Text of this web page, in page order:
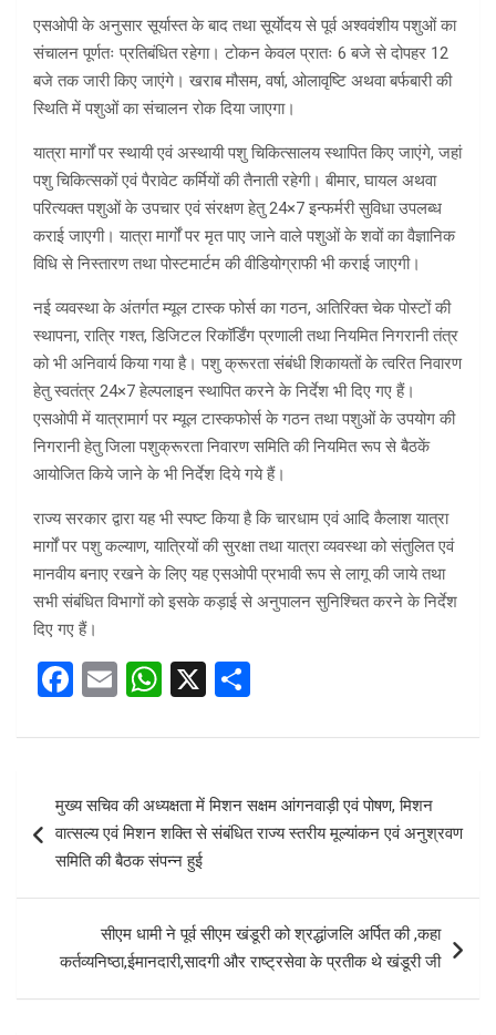
एसओपी के अनुसार सूर्यास्त के बाद तथा सूर्याेदय से पूर्व अश्ववंशीय पशुओं का
संचालन पूर्णतः प्रतिबंधित रहेगा। टोकन केवल प्रातः 6 बजे से दोपहर 12
बजे तक जारी किए जाएंगे। खराब मौसम, वर्षा, ओलावृष्टि अथवा बर्फबारी की
स्थिति में पशुओं का संचालन रोक दिया जाएगा।
यात्रा मार्गों पर स्थायी एवं अस्थायी पशु चिकित्सालय स्थापित किए जाएंगे, जहां
पशु चिकित्सकों एवं पैरावेट कर्मियों की तैनाती रहेगी। बीमार, घायल अथवा
परित्यक्त पशुओं के उपचार एवं संरक्षण हेतु 24×7 इन्फर्मरी सुविधा उपलब्ध
कराई जाएगी। यात्रा मार्गों पर मृत पाए जाने वाले पशुओं के शवों का वैज्ञानिक
विधि से निस्तारण तथा पोस्टमार्टम की वीडियोग्राफी भी कराई जाएगी।
नई व्यवस्था के अंतर्गत म्यूल टास्क फोर्स का गठन, अतिरिक्त चेक पोस्टों की
स्थापना, रात्रि गश्त, डिजिटल रिकॉर्डिंग प्रणाली तथा नियमित निगरानी तंत्र
को भी अनिवार्य किया गया है। पशु क्रूरता संबंधी शिकायतों के त्वरित निवारण
हेतु स्वतंत्र 24×7 हेल्पलाइन स्थापित करने के निर्देश भी दिए गए हैं।
एसओपी में यात्रामार्ग पर म्यूल टास्कफोर्स के गठन तथा पशुओं के उपयोग की
निगरानी हेतु जिला पशुक्रूरता निवारण समिति की नियमित रूप से बैठकें
आयोजित किये जाने के भी निर्देश दिये गये हैं।
राज्य सरकार द्वारा यह भी स्पष्ट किया है कि चारधाम एवं आदि कैलाश यात्रा
मार्गों पर पशु कल्याण, यात्रियों की सुरक्षा तथा यात्रा व्यवस्था को संतुलित एवं
मानवीय बनाए रखने के लिए यह एसओपी प्रभावी रूप से लागू की जाये तथा
सभी संबंधित विभागों को इसके कड़ाई से अनुपालन सुनिश्चित करने के निर्देश
दिए गए हैं।
F
ce
o
o
k
E
ail
W
at
A
p
p
X
ar
navigation
मुख्य सचिव की अध्यक्षता में मिशन सक्षम आंगनवाड़ी एवं पोषण, मिशन
वात्सल्य एवं मिशन शक्ति से संबंधित राज्य स्तरीय मूल्यांकन एवं अनुश्रवण
समिति की बैठक संपन्न हुई
सीएम धामी ने पूर्व सीएम खंडूरी को श्रद्धांजलि अर्पित की ,कहा
कर्तव्यनिष्ठा,ईमानदारी,सादगी और राष्ट्रसेवा के प्रतीक थे खंडूरी जी